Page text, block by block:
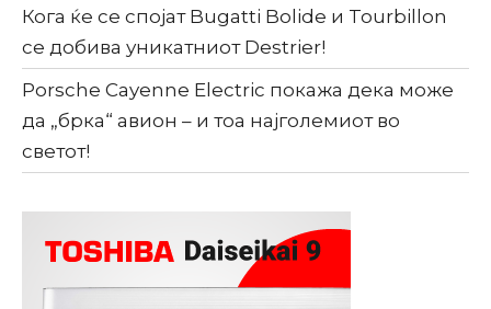
Кога ќе се спојат Bugatti Bolide и Tourbillon
се добива уникатниот Destrier!
Porsche Cayenne Electric покажа дека може
да „брка“ авион – и тоа најголемиот во
светот!